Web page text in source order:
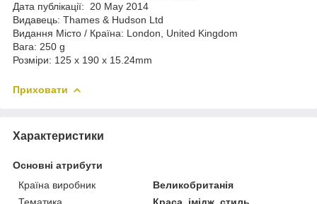
Дата публікації: 20 May 2014
Видавець: Thames & Hudson Ltd
Видання Місто / Країна: London, United Kingdom
Вага: 250 g
Розміри: 125 x 190 x 15.24mm
Приховати
Характеристики
Основні атрибути
Країна виробник
Великобританія
Тематика
Краса, імідж, стиль